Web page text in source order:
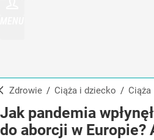
Zdrowie / Ciąża i dziecko / Ciąża
Jak pandemia
do aborcji w Europie?